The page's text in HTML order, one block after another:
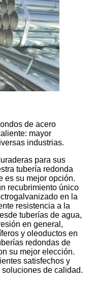
de acero
mayor
industrias.
para sus
tubería redonda
es su mejor opción.
recubrimiento único
en la
resistencia a la
tuberías de agua,
en general,
y oleoductos en
redondas de
su mejor elección.
satisfechos y
de calidad.